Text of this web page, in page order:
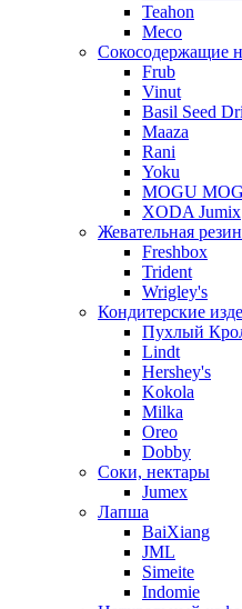
Teahon
Meco
Сокосодержащие
Frub
Vinut
Basil Seed
Maaza
Rani
Yoku
MOGU
XODA Jumix
Жевательная
Freshbox
Trident
Wrigley's
Кондитерские
Пухлый
Lindt
Hershey's
Kokola
Milka
Oreo
Dobby
Соки, нектары
Jumex
Лапша
BaiXiang
JML
Simeite
Indomie